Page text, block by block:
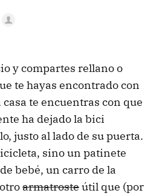
y compartes rellano o
te hayas encontrado con
te encuentras con que
ha dejado la bici
justo al lado de su puerta.
sino un patinete
bebé, un carro de la
armatrosteútil que (por